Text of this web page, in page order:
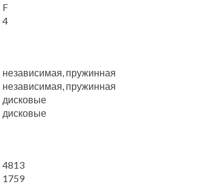
F
4
независимая, пружинная
независимая, пружинная
дисковые
дисковые
4813
1759